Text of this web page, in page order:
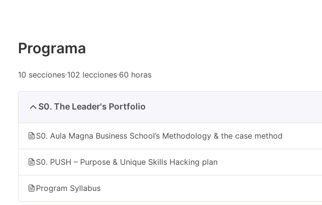
Programa
10 secciones 102 lecciones 60 horas
S0. The Leader's Portfolio
S0. Aula Magna Business School’s Methodology & the case method
S0. PUSH – Purpose & Unique Skills Hacking plan
Program Syllabus